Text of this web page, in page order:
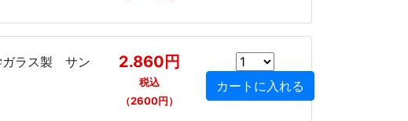
ガラス製 サン
2.860円
税込
（2600円）